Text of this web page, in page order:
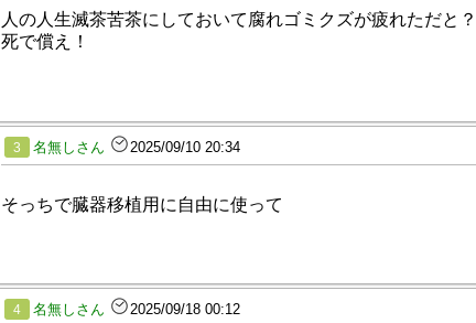
人の人生滅茶苦茶にしておいて腐れゴミクズが疲れただと？
死で償え！
3 名無しさん 2025/09/10 20:34
そっちで臓器移植用に自由に使って
4 名無しさん 2025/09/18 00:12